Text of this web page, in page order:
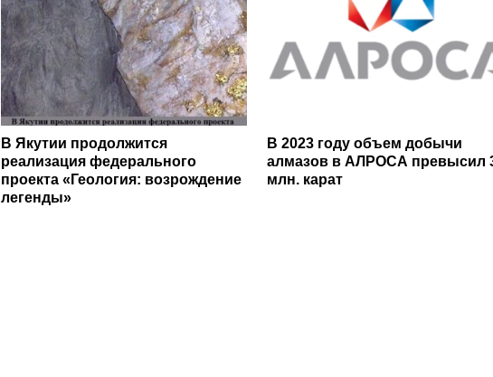
В Якутии продолжится
реализация федерального
проекта «Геология: возрождение
легенды»
В 2023 году объем добычи
алмазов в АЛРОСА превысил
млн. карат